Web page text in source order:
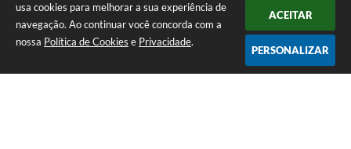
usa cookies para melhorar a sua experiência de
navegação. Ao continuar você concorda com a
nossa Política de Cookies e Privacidade.
ACEITAR
PERSONALIZAR